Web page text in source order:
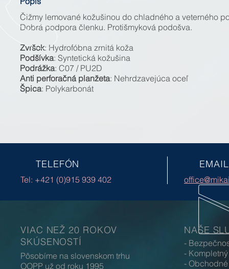
Čižmy lemované kožušinou do chladného a veterného
Dobrá podpora členku. Protišmyková podošva.
Zvršok: Hydrofóbna zrnitá koža
Podšívka: Syntetická kožušina
Podrážka: C07 / PU2D
Anti perforačná planžeta: Nehrdzavejúca oceľ
Špica: Polykarbonát
TELEFÓN
Tel: +421 (0)915 939 402
EMAIL
VIAC NEŽ 20 ROKOV
SKÚSENOSTÍ
Pôsobíme na slovenskom trhu
OOPP už od roku 1995
NAŠE
-
-
-